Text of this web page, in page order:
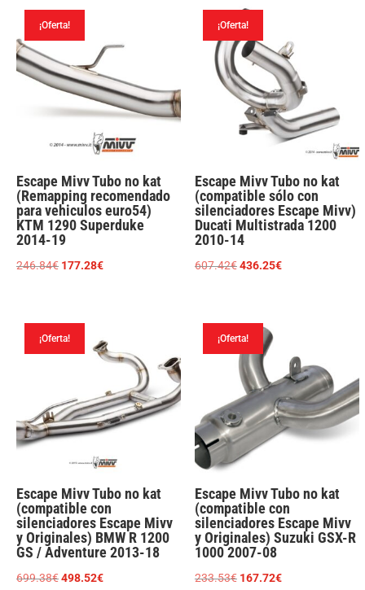
XRx
/
XCx
11-
16
cantidad
¡Oferta!
Escape Mivv Tubo no kat
(Remapping recomendado
para vehiculos euro54)
KTM 1290 Superduke
2014-19
246.84€ El
era:
246.84€.
177.28€El
177.28€.
¡Oferta!
Escape Mivv Tubo no kat
(compatible sólo con
silenciadores Escape Mivv)
Ducati Multistrada 1200
2010-14
607.42€El
era:
607.42€.
436.25€El
¡Oferta!
Escape Mivv Tubo no kat
(compatible con
silenciadores Escape Mivv
y Originales) BMW R 1200
GS / Adventure 2013-18
699.38€El
498.52€El
¡Oferta!
Escape Mivv Tubo no kat
(compatible con
silenciadores Escape Mivv
y Originales) Suzuki GSX-R
1000 2007-08
233.53€ El
167.72€El